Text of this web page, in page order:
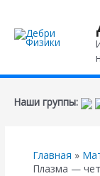
Наши группы:
Главная
Плазма —